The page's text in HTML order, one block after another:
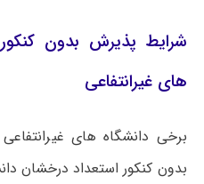
شرایط پذیرش بدون
های غیرانتفاعی
برخی دانشگاه های
بدون کنکور استعداد درخشان